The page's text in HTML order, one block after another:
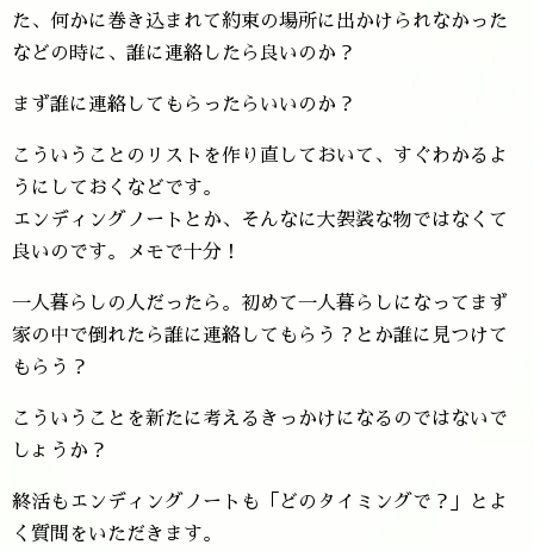
た、何かに巻き込まれて約束の場所に出かけられなかった
などの時に、誰に連絡したら良いのか？
まず誰に連絡してもらったらいいのか？
こういうことのリストを作り直しておいて、すぐわかるよ
うにしておくなどです。
エンディングノートとか、そんなに大袈裟な物ではなくて
良いのです。メモで十分！
一人暮らしの人だったら。初めて一人暮らしになってまず
家の中で倒れたら誰に連絡してもらう？とか誰に見つけて
もらう？
こういうことを新たに考えるきっかけになるのではないで
しょうか？
終活もエンディングノートも「どのタイミングで？」とよ
く質問をいただきます。